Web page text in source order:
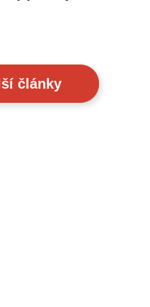
články